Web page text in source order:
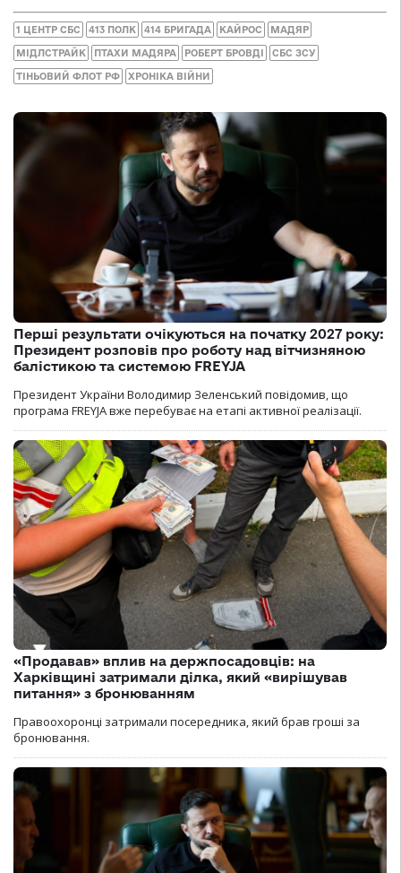
1 ЦЕНТР СБС 413 ПОЛК 414 БРИГАДА КАЙРОС МАДЯР
МІДЛСТРАЙК ПТАХИ МАДЯРА РОБЕРТ БРОВДІ СБС ЗСУ
ТІНЬОВИЙ ФЛОТ РФ ХРОНІКА ВІЙНИ
Перші результати очікуються на початку 2027 року:
Президент розповів про роботу над вітчизняною
балістикою та системою FREYJA
Президент України Володимир Зеленський повідомив, що
програма FREYJA вже перебуває на етапі активної реалізації.
«Продавав» вплив на держпосадовців: на
Харківщині затримали ділка, який «вирішував
питання» з бронюванням
Правоохоронці затримали посередника, який брав гроші за
бронювання.